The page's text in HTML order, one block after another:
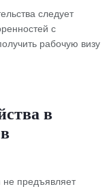
следует
с
рабочую визу
в
не предъявляет